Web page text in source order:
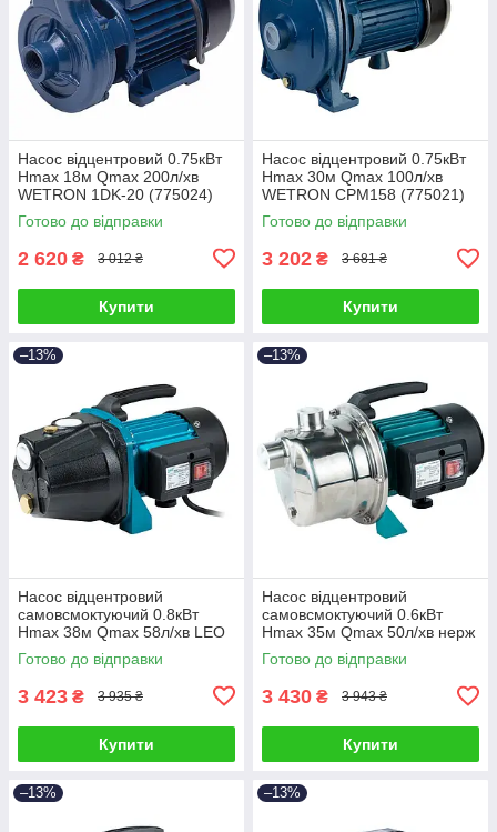
Насос відцентровий 0.75кВт
Hmax 18м Qmax 200л/хв
WETRON 1DK-20 (775024)
Готово до відправки
2 620 ₴ 3 012 ₴
Купити
Насос відцентровий 0.75кВт
Hmax 30м Qmax 100л/хв
WETRON CPM158 (775021)
Готово до відправки
3 202 ₴ 3 681 ₴
Купити
–13%
Насос відцентровий
самовсмоктуючий 0.8кВт
Hmax 38м Qmax 58л/хв LEO
EKJ-802I (775346)
Готово до відправки
3 423 ₴ 3 935 ₴
Купити
–13%
Насос відцентровий
самовсмоктуючий 0.6кВт
Hmax 35м Qmax 50л/хв нерж
LEO EKJ-602S (775311)
Готово до відправки
3 430 ₴ 3 943 ₴
Купити
–13% –13%